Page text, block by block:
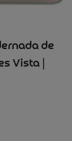
de
Vista |